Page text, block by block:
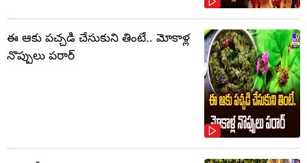
ఈ ఆకు పచ్చడి చేసుకుని తింటే.. మోకాళ్ల
నొప్పులు పరార్‌